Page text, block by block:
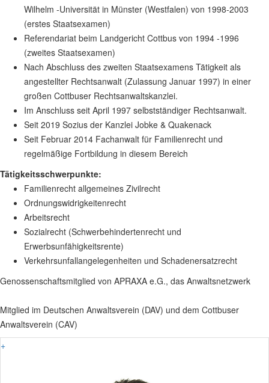
Wilhelm -Universität in Münster (Westfalen) von 1998-2003
(erstes Staatsexamen)
Referendariat beim Landgericht Cottbus von 1994 -1996
(zweites Staatsexamen)
Nach Abschluss des zweiten Staatsexamens Tätigkeit als
angestellter Rechtsanwalt (Zulassung Januar 1997) in einer
großen Cottbuser Rechtsanwaltskanzlei.
Im Anschluss seit April 1997 selbstständiger Rechtsanwalt.
Seit 2019 Sozius der Kanzlei Jobke & Quakenack
Seit Februar 2014 Fachanwalt für Familienrecht und
regelmäßige Fortbildung in diesem Bereich
Tätigkeitsschwerpunkte:
Familienrecht allgemeines Zivilrecht
Ordnungswidrigkeitenrecht
Arbeitsrecht
Sozialrecht (Schwerbehindertenrecht und
Erwerbsunfähigkeitsrente)
Verkehrsunfallangelegenheiten und Schadenersatzrecht
Genossenschaftsmitglied von APRAXA e.G., das Anwaltsnetzwerk
Mitglied im Deutschen Anwaltsverein (DAV) und dem Cottbuser
Anwaltsverein (CAV)
+